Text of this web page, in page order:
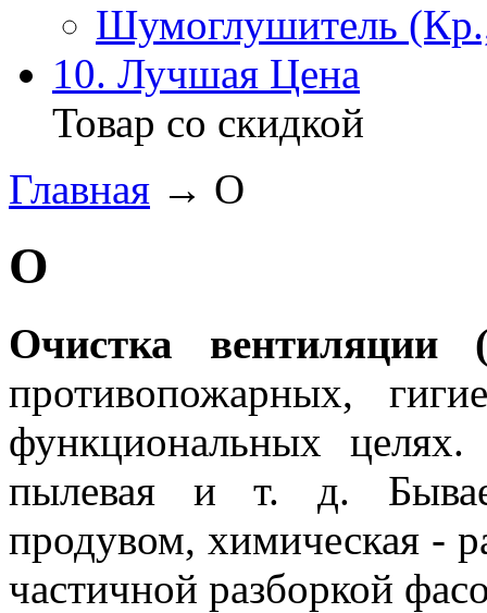
Шумоглушитель
10. Лучшая Цена
Товар со скидкой
Главная → О
О
Очистка вентиляции
противопожарных,
функциональных
пылевая и т. д.
продувом, химическая -
частичной разборкой